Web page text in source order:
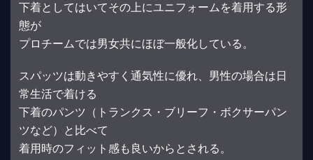
下着としてはいてその上にユニフォームを着用する形
態が
プロチームでは男女共にほぼ一般化している。
スパッツは動きやすく通気性に優れ、男性の場合は日
常生活で着ける
下着のパンツ（トランクス・ブリーフ・ボクサーパン
ツなど）と比べて
着用時のフィット感も良いからとされる。